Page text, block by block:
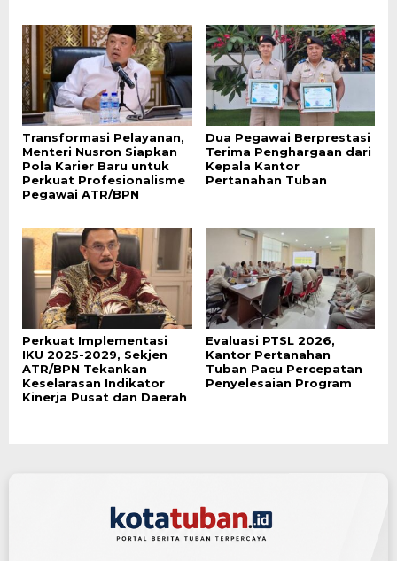
Transformasi Pelayanan,
Menteri Nusron Siapkan
Pola Karier Baru untuk
Perkuat Profesionalisme
Pegawai ATR/BPN
Dua Pegawai Berprestasi
Terima Penghargaan dari
Kepala Kantor
Pertanahan Tuban
Perkuat Implementasi
IKU 2025-2029, Sekjen
ATR/BPN Tekankan
Keselarasan Indikator
Kinerja Pusat dan Daerah
Evaluasi PTSL 2026,
Kantor Pertanahan
Tuban Pacu Percepatan
Penyelesaian Program